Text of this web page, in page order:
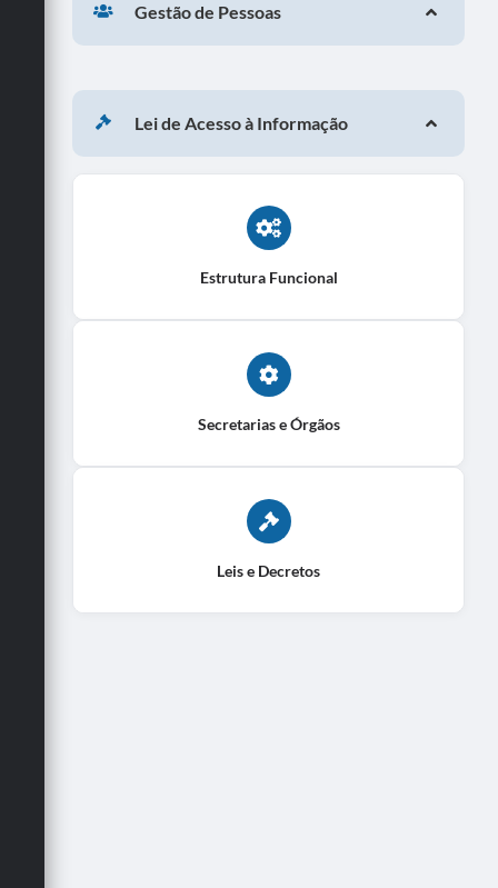
Gestão de Pessoas
Lei de Acesso à Informação
Estrutura Funcional
Secretarias e Órgãos
Leis e Decretos